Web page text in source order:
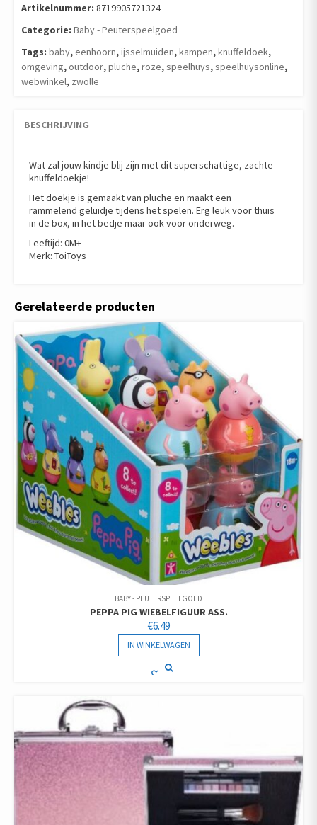
Artikelnummer: 8719905721324
Categorie: Baby - Peuterspeelgoed
Tags: baby, eenhoorn,ijsselmuiden,kampen,knuffeldoek,
omgeving, outdoor,pluche,roze,speelhuys,speelhuysonline,
webwinkel, zwolle
BESCHRIJVING
Wat zal jouw kindje blij zijn met dit superschattige, zachte
knuffeldoekje!
Het doekje is gemaakt van pluche en maakt een
rammelend geluidje tijdens het spelen. Erg leuk voor thuis
in de box, in het bedje maar ook voor onderweg.
Leeftijd: 0M+
Merk: ToiToys
Gerelateerde producten
BABY - PEUTERSPEELGOED
PEPPA PIG WIEBELFIGUUR ASS.
€6.49
IN WINKELWAGEN